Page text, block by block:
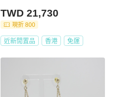
TWD 21,730
現折 800
近新閒置品 香港 免運